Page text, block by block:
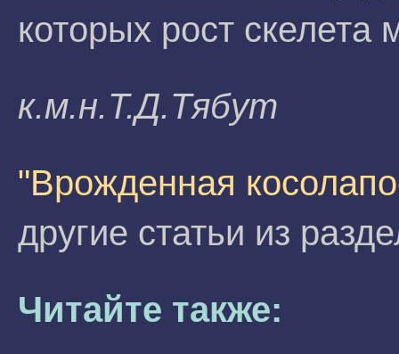
которых рост
к.м.н.T.Д.Tябyт
"Врожденная
другие статьи из
Читайте также: